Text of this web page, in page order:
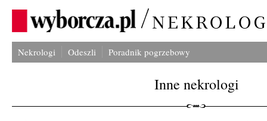
Nekrologi Odeszli Poradnik pogrzebowy
Inne nekrologi